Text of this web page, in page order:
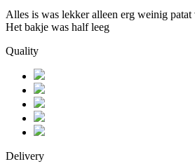
Alles is was lekker alleen erg weinig patat
Het bakje was half leeg
Quality
Delivery